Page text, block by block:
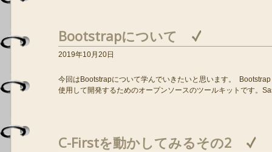
Bootstrapについて
2019年10月20日
今回はBootstrapについて学んでいきたいと思います。
使用して開発するためのオープンソースのツールキットです。
C-Firstを動かしてみるその2